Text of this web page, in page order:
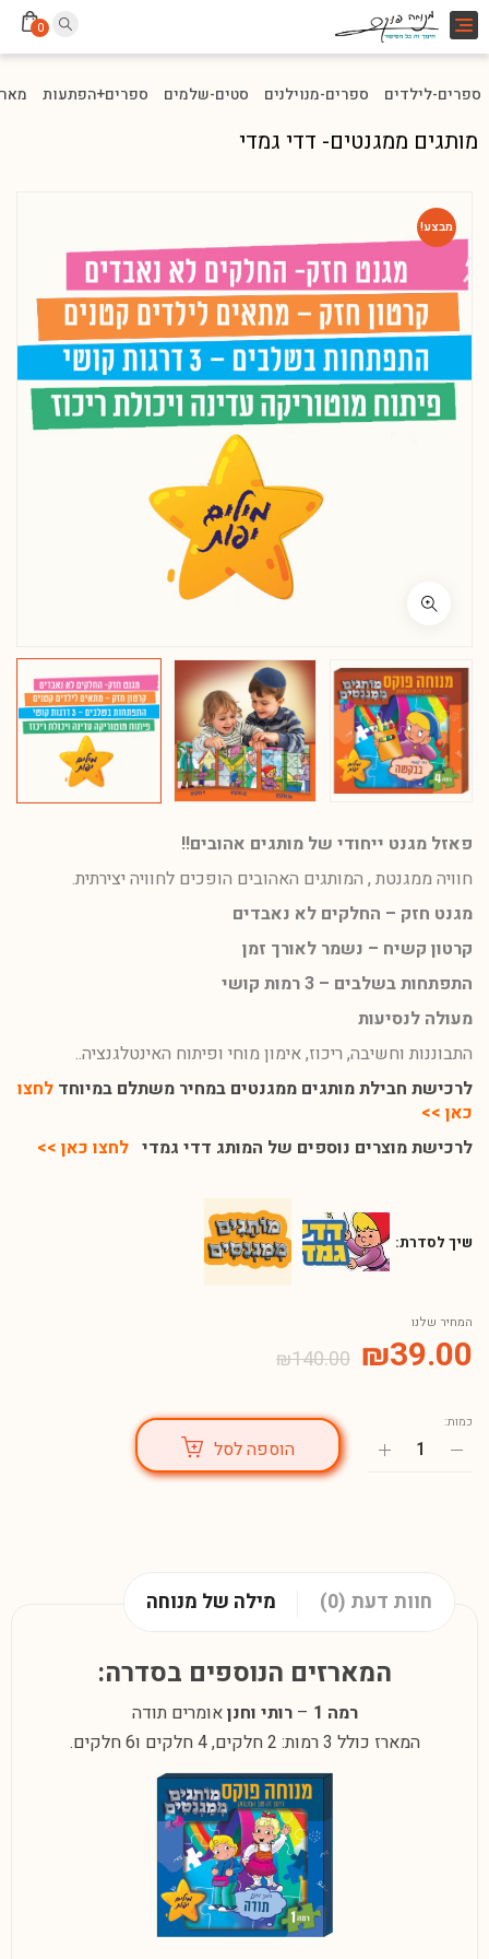
Toggle
navigation
0
ספרים-לילדים ספרים-מנוילנים סטים-שלמים ספרים+הפתעות
מותגים ממגנטים- דדי גמדי
מבצע!
פאזל מגנט ייחודי של מותגים אהובים!!
חוויה ממגנטת , המותגים האהובים הופכים לחוויה יצירתית.
מגנט חזק – החלקים לא נאבדים
קרטון קשיח – נשמר לאורך זמן
התפתחות בשלבים – 3 רמות קושי
מעולה לנסיעות
התבוננות וחשיבה, ריכוז, אימון מוחי ופיתוח האינטלגנציה..
לרכישת חבילת מותגים ממגנטים במחיר משתלם במיוחד לחצו
כאן >>
לרכישת מוצרים נוספים של המותג דדי גמדי לחצו כאן >>
שיך לסדרת:
המחיר שלנו
₪140.00 ₪39.00
כמות:
הוספה לסל
מילה של מנוחה חוות דעת (0)
המארזים הנוספים בסדרה:
רמה 1 –רותי וחנןאומרים תודה
המארז כולל 3 רמות: 2 חלקים, 4 חלקים ו6 חלקים.